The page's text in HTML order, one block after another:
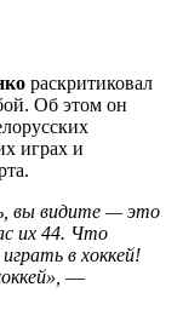
раскритиковал
Об этом он
играх и
вы видите — это
их 44. Что
в хоккей!
—